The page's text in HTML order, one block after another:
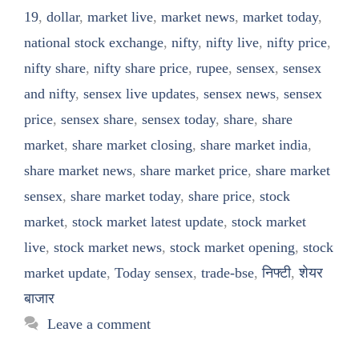
19, dollar, market live, market news, market today,
national stock exchange, nifty, nifty live, nifty price,
nifty share, nifty share price, rupee, sensex, sensex
and nifty, sensex live updates, sensex news, sensex
price, sensex share, sensex today, share, share
market, share market closing, share market india,
share market news, share market price, share market
sensex, share market today, share price, stock
market, stock market latest update, stock market
live, stock market news, stock market opening, stock
market update, Today sensex, trade-bse,निफ्टी,शेयर
बाजार
Leave a comment